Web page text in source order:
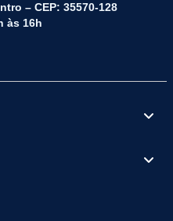
– CEP: 35570-128
às 16h